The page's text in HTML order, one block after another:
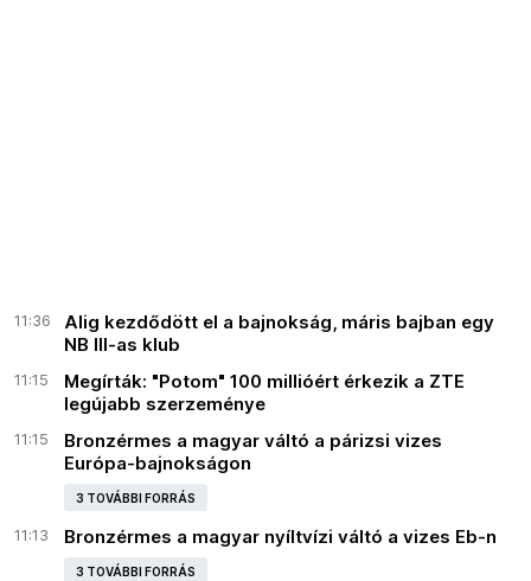
11:36
Alig kezdődött el a bajnokság, máris bajban egy
NB III-as klub
11:15
Megírták: "Potom" 100 millióért érkezik a ZTE
legújabb szerzeménye
11:15
Bronzérmes a magyar váltó a párizsi vizes
Európa-bajnokságon
3 TOVÁBBI FORRÁS
11:13 Bronzérmes a magyar nyíltvízi váltó a vizes Eb-n
3 TOVÁBBI FORRÁS